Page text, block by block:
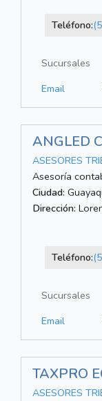
Teléfono:
Sucursales
Email
ANGLED
ASESORES
Asesoría
Ciudad:
Dirección:
Teléfono:
Sucursales
Email
TAXPRO
ASESORES